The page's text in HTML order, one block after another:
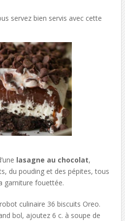
servez bien servis avec cette
lasagne au chocolat,
du pouding et des pépites, tous
garniture fouettée.
culinaire 36 biscuits Oreo.
bol, ajoutez 6 c. à soupe de